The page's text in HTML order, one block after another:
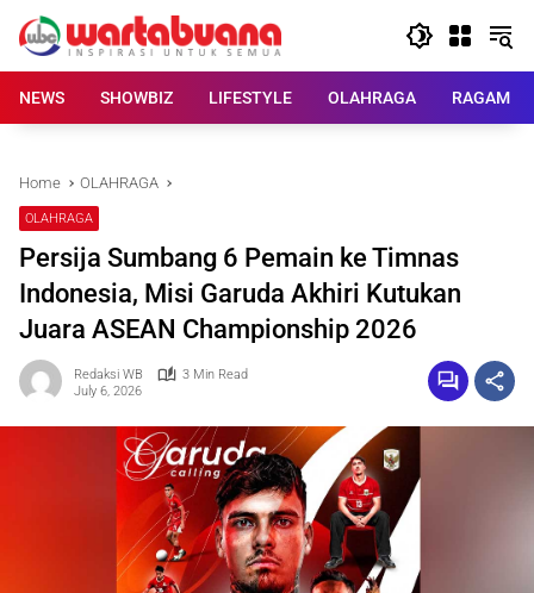
content
NEWS
SHOWBIZ LIFESTYLE OLAHRAGA RAGAM
Home OLAHRAGA
OLAHRAGA
Persija Sumbang 6 Pemain ke Timnas
Indonesia, Misi Garuda Akhiri Kutukan
Juara ASEAN Championship 2026
Redaksi WB
3 Min Read
July 6, 2026